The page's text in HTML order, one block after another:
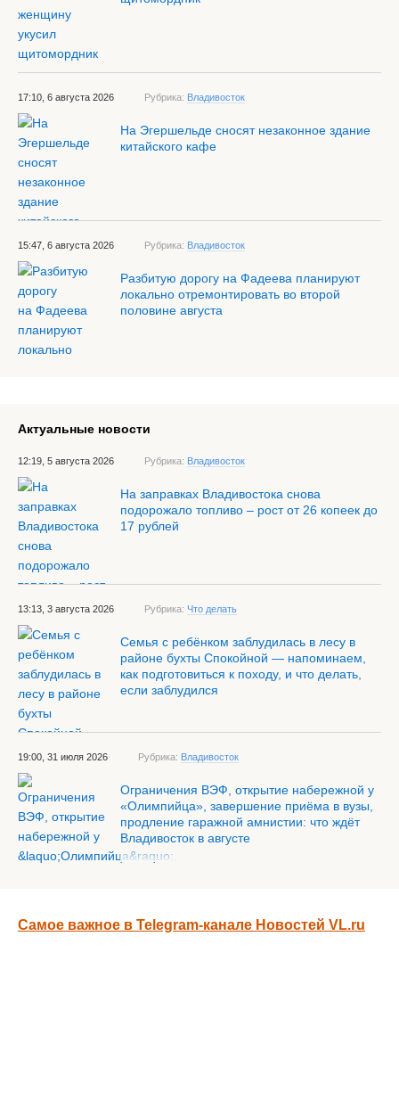
17:10, 6 августа 2026 Рубрика: Владивосток
На Эгершельде сносят незаконное здание
китайского кафе
15:47, 6 августа 2026 Рубрика: Владивосток
Разбитую дорогу на Фадеева планируют
локально отремонтировать во второй
половине августа
Актуальные новости
12:19, 5 августа 2026 Рубрика: Владивосток
На заправках Владивостока снова
подорожало топливо – рост от 26 копеек до
17 рублей
13:13, 3 августа 2026 Рубрика: Что делать
Семья с ребёнком заблудилась в лесу в
районе бухты Спокойной — напоминаем,
как подготовиться к походу, и что делать,
если заблудился
19:00, 31 июля 2026 Рубрика: Владивосток
Ограничения ВЭФ, открытие набережной у
«Олимпийца», завершение приёма в вузы,
продление гаражной амнистии: что ждёт
Владивосток в августе
Самое важное в Telegram-канале Новостей VL.ru